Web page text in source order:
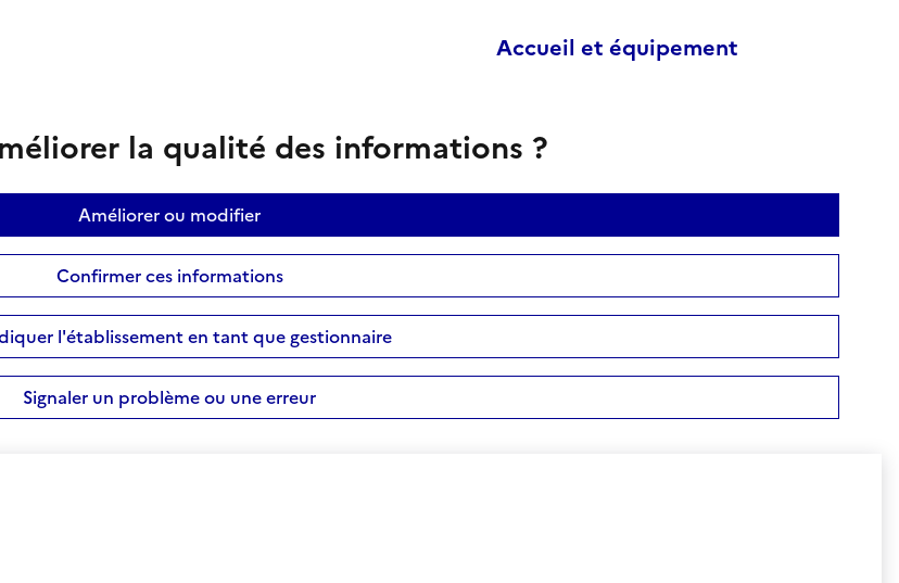
Accueil et équipement
la qualité des informations ?
Améliorer ou modifier
Confirmer ces informations
l'établissement en tant que gestionnaire
Signaler un problème ou une erreur